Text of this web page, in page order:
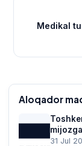
Medikal
Aloqador
31 Jul